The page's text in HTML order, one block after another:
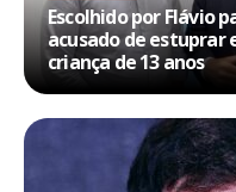
Escolhido por Flávio
acusado de estuprar
criança de 13 anos